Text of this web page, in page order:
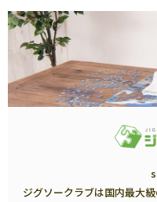
ジグソークラブは国内最大